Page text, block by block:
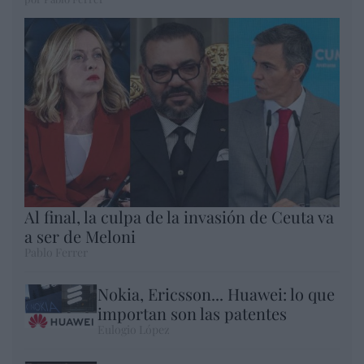
Al final, la culpa de la invasión de Ceuta va
a ser de Meloni
Nokia, Ericsson... Huawei: lo que
importan son las patentes